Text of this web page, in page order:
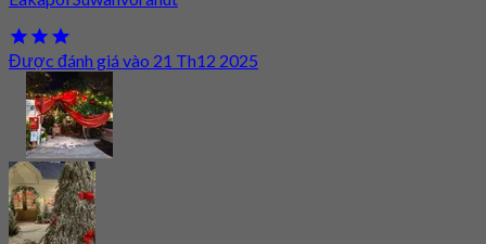
Được đánh giá vào 21 Th12 2025